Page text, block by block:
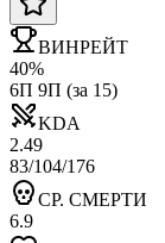
ВИНРЕЙТ
40%
6П 9П (за 15)
KDA
2.49
83/104/176
СР. СМЕРТИ
6.9